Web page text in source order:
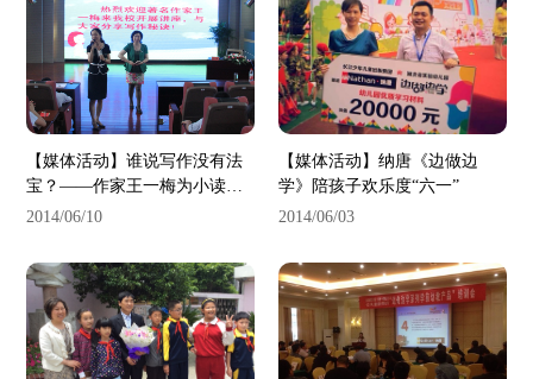
【媒体活动】谁说写作没有法
宝？——作家王一梅为小读者
写作支招
2014/06/10
【媒体活动】纳唐《边做边
学》陪孩子欢乐度“六一”
2014/06/03